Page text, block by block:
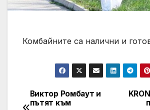
Комбайните са налични и
Post
Виктор Ромбаут и
пътят към